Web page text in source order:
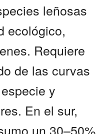
leñosas
ecológico,
Requiere
de las curvas
y
En el sur,
un 30–50%